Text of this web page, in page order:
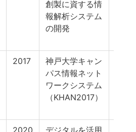
創製に資する情
報解析システム
の開発
2017
神戸大学キャン
パス情報ネット
ワークシステム
（KHAN2017）
2020
デジタルを活用